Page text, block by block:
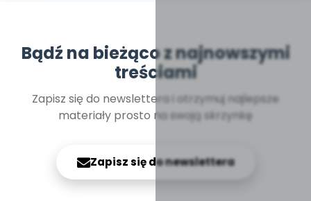
Bądź na bieżąco z najnowszymi
treściami
Zapisz się do newslettera i otrzymuj najlepsze
materiały prosto na swoją skrzynkę
Zapisz się do newslettera